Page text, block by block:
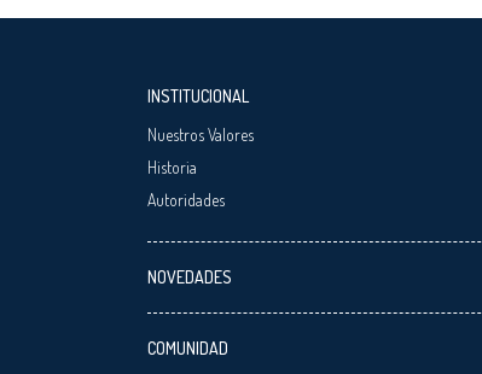
INSTITUCIONAL
Nuestros Valores
Historia
Autoridades
NOVEDADES
COMUNIDAD